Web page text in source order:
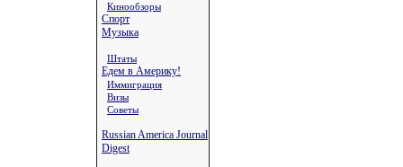
Кинообзоры
Спорт
Музыка
Штаты
Едем в Америку!
Иммиграция
Визы
Советы
Russian America Journal
Digest